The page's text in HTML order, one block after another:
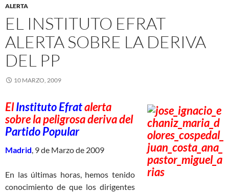
ALERTA
EL INSTITUTO EFRAT
ALERTA SOBRE LA DERIVA
DEL PP
10 MARZO, 2009
ElInstituto Efratalerta
sobre la peligrosa deriva del
Partido Popular
Madrid, 9 de Marzo de 2009
En las últimas horas, hemos tenido
conocimiento de que los dirigentes